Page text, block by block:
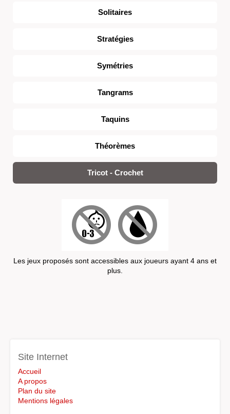
Solitaires
Stratégies
Symétries
Tangrams
Taquins
Théorèmes
Tricot - Crochet
Les jeux proposés sont accessibles aux joueurs ayant 4 ans et
plus.
Site Internet
Accueil
A propos
Plan du site
Mentions légales